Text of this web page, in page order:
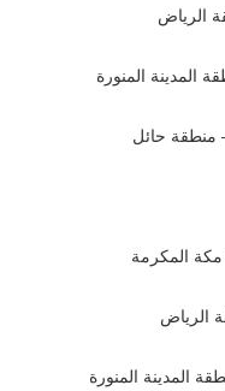
الرياض
المدينة المنورة
منطقة حائل
مكة المكرمة
الرياض
المدينة المنورة